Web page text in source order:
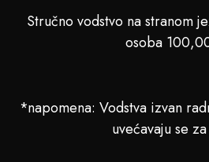
Stručno vodstvo na stranom
osoba
*napomena: Vodstva izvan
uvećavaju se